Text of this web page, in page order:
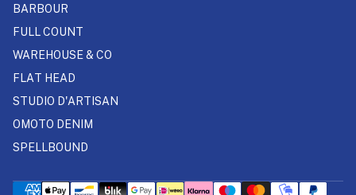
BARBOUR
FULL COUNT
WAREHOUSE & CO
FLAT HEAD
STUDIO D'ARTISAN
OMOTO DENIM
SPELLBOUND